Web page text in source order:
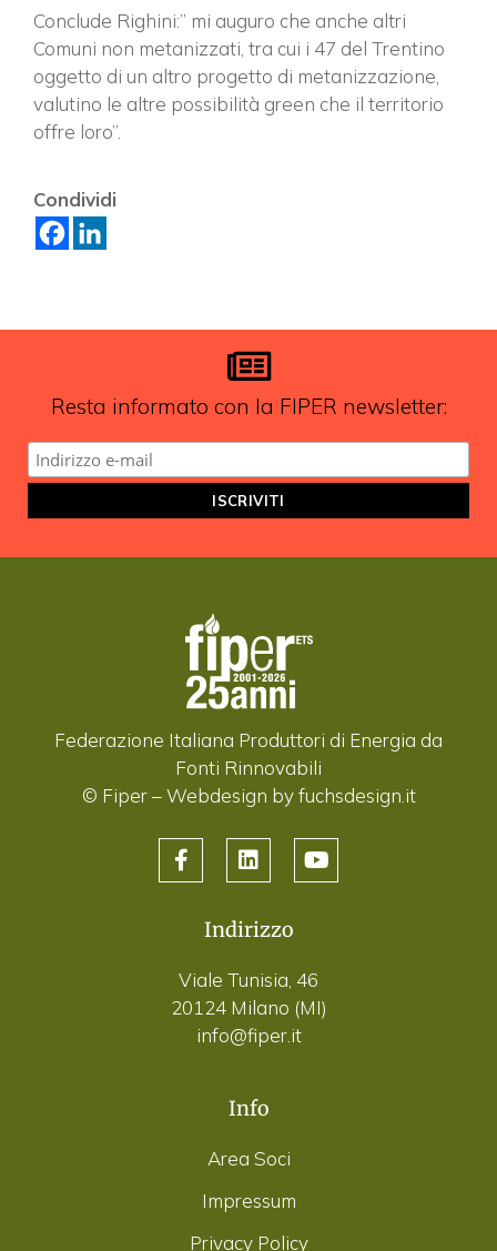
Conclude Righini:” mi auguro che anche altri
Comuni non metanizzati, tra cui i 47 del Trentino
oggetto di un altro progetto di metanizzazione,
valutino le altre possibilità green che il territorio
offre loro”.
Condividi
Resta informato con la FIPER newsletter:
Federazione Italiana Produttori di Energia da
Fonti Rinnovabili
© Fiper –Webdesign by fuchsdesign.it
Indirizzo
Viale Tunisia, 46
20124 Milano (MI)
info@fiper.it
Info
Area Soci
Impressum
Privacy Policy